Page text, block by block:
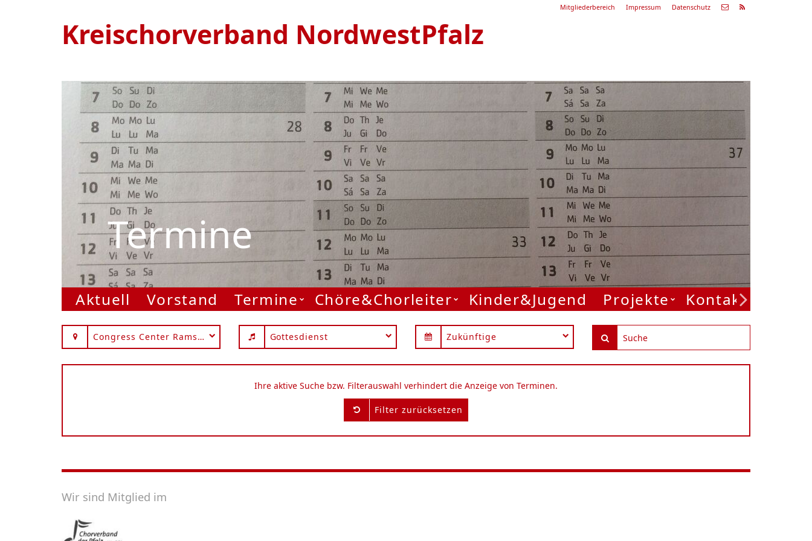
Mitgliederbereich Impressum Datenschutz
Kreischorverband NordwestPfalz
Termine
Veranstaltung
29.08.26
Sommerkonzert
19:00 Uhr
Zum Konzert
Aktuell Vorstand Termine Chöre&Chorleiter Kinder&Jugend Projekte Kontakt
Congress Center Ramstein Gottesdienst Zukünftige
Ihre aktive Suche bzw. Filterauswahl verhindert die Anzeige von Terminen.
Filter zurücksetzen
Wir sind Mitglied im